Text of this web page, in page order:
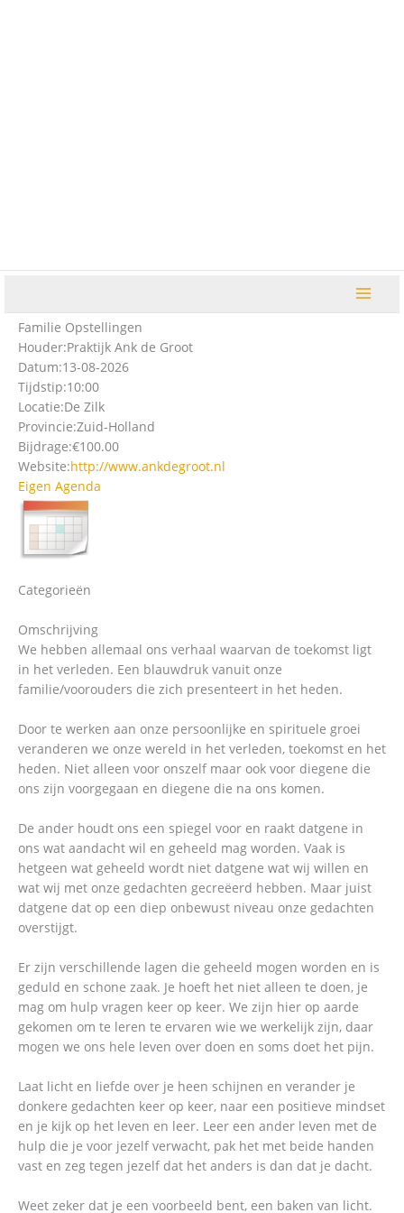
Familie Opstellingen
Houder:Praktijk Ank de Groot
Datum:13-08-2026
Tijdstip:10:00
Locatie:De Zilk
Provincie:Zuid-Holland
Bijdrage:€100.00
Website:http://www.ankdegroot.nl
Eigen Agenda
Categorieën
Omschrijving
We hebben allemaal ons verhaal waarvan de toekomst ligt
in het verleden. Een blauwdruk vanuit onze
familie/voorouders die zich presenteert in het heden.
Door te werken aan onze persoonlijke en spirituele groei
veranderen we onze wereld in het verleden, toekomst en het
heden. Niet alleen voor onszelf maar ook voor diegene die
ons zijn voorgegaan en diegene die na ons komen.
De ander houdt ons een spiegel voor en raakt datgene in
ons wat aandacht wil en geheeld mag worden. Vaak is
hetgeen wat geheeld wordt niet datgene wat wij willen en
wat wij met onze gedachten gecreëerd hebben. Maar juist
datgene dat op een diep onbewust niveau onze gedachten
overstijgt.
Er zijn verschillende lagen die geheeld mogen worden en is
geduld en schone zaak. Je hoeft het niet alleen te doen, je
mag om hulp vragen keer op keer. We zijn hier op aarde
gekomen om te leren te ervaren wie we werkelijk zijn, daar
mogen we ons hele leven over doen en soms doet het pijn.
Laat licht en liefde over je heen schijnen en verander je
donkere gedachten keer op keer, naar een positieve mindset
en je kijk op het leven en leer. Leer een ander leven met de
hulp die je voor jezelf verwacht, pak het met beide handen
vast en zeg tegen jezelf dat het anders is dan dat je dacht.
Weet zeker dat je een voorbeeld bent, een baken van licht.